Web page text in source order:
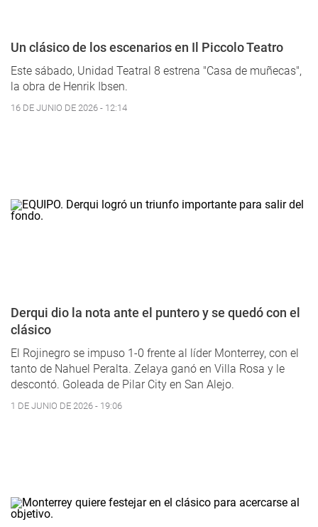
Un clásico de los escenarios en Il Piccolo Teatro
Este sábado, Unidad Teatral 8 estrena "Casa de muñecas",
la obra de Henrik Ibsen.
16 DE JUNIO DE 2026 - 12:14
Derqui dio la nota ante el puntero y se quedó con el
clásico
El Rojinegro se impuso 1-0 frente al líder Monterrey, con el
tanto de Nahuel Peralta. Zelaya ganó en Villa Rosa y le
descontó. Goleada de Pilar City en San Alejo.
1 DE JUNIO DE 2026 - 19:06